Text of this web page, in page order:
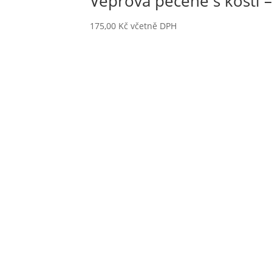
175,00 Kč včetně DPH